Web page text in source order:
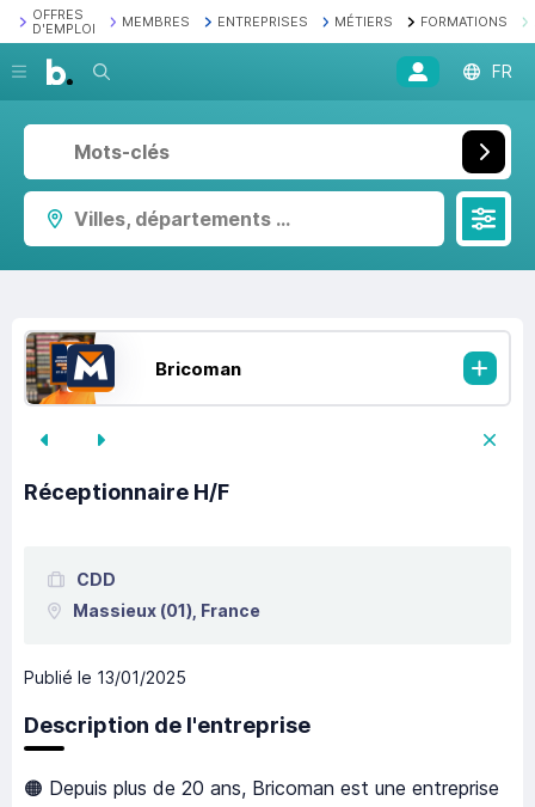
OFFRES
D'EMPLOI
MEMBRES ENTREPRISES MÉTIERS FORMATIONS
Recherche FR
Villes, départements ...
Bricoman
Réceptionnaire H/F
CDD
Massieux (01), France
Publié le 13/01/2025
Description de l'entreprise
🟠 Depuis plus de 20 ans, Bricoman est une entreprise